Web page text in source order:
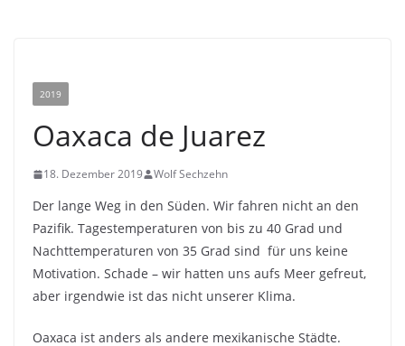
2019
Oaxaca de Juarez
18. Dezember 2019 Wolf Sechzehn
Der lange Weg in den Süden. Wir fahren nicht an den
Pazifik. Tagestemperaturen von bis zu 40 Grad und
Nachttemperaturen von 35 Grad sind für uns keine
Motivation. Schade – wir hatten uns aufs Meer gefreut,
aber irgendwie ist das nicht unserer Klima.
Oaxaca ist anders als andere mexikanische Städte.